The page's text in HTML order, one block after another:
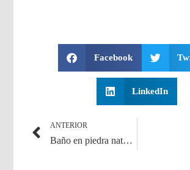
Facebook
LinkedIn
ANTERIOR
Baño en piedra natural y pizarra